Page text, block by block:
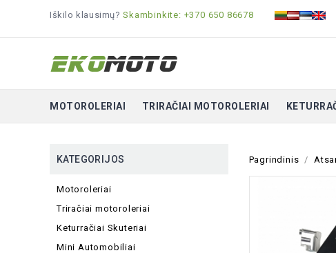
Iškilo klausimų?Skambinkite: +370 650 86678
MOTOROLERIAI TRIRAČIAI MOTOROLERIAI
KATEGORIJOS
Motoroleriai
Triračiai motoroleriai
Keturračiai Skuteriai
Mini Automobiliai
Pagrindinis